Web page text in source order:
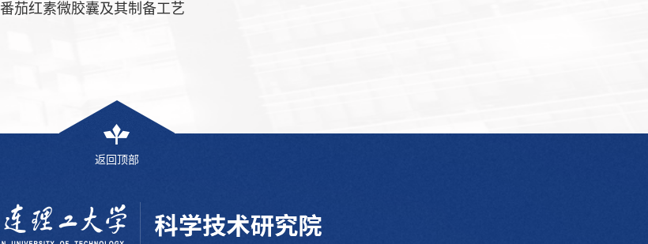
番茄红素微胶囊及其制备工艺
返回顶部